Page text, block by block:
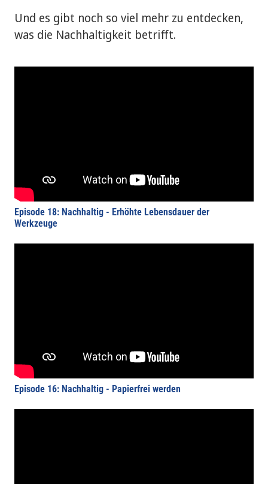
Und es gibt noch so viel mehr zu entdecken,
was die Nachhaltigkeit betrifft.
Episode 18: Nachhaltig - Erhöhte Lebensdauer der
Werkzeuge
Episode 16: Nachhaltig - Papierfrei werden